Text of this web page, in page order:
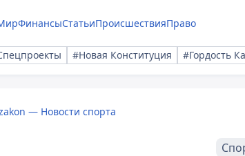
ФинансыСтатьиПроисшествияПраво
#Новая Конституция #Гордость
— Новости спорта